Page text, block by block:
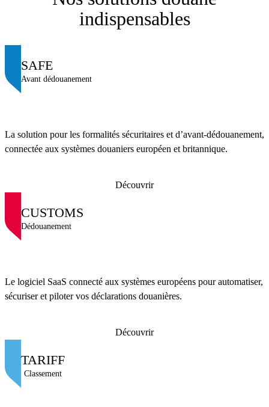
indispensables
SAFE
Avant dédouanement
La solution pour les formalités sécuritaires et d’avant-dédouanement,
connectée aux systèmes douaniers européen et britannique.
Découvrir
CUSTOMS
Dédouanement
Le logiciel SaaS connecté aux systèmes européens pour automatiser,
sécuriser et piloter vos déclarations douanières.
Découvrir
TARIFF
Classement